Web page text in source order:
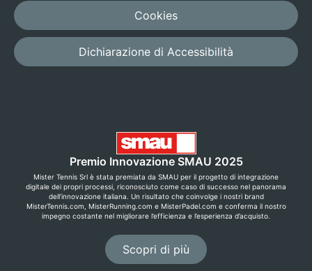
Cookies
Dichiarazione di Accessibilità
Premio Innovazione SMAU 2025
Mister Tennis Srl è stata premiata da SMAU per il progetto di integrazione
digitale dei propri processi, riconosciuto come caso di successo nel panorama
dell’innovazione italiana. Un risultato che coinvolge i nostri brand
MisterTennis.com, MisterRunning.com e MisterPadel.com e conferma il nostro
impegno costante nel migliorare l’efficienza e l’esperienza d’acquisto.
Scopri di più